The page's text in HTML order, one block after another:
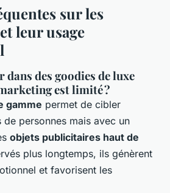
sur les
leur usage
des goodies de luxe
est limité ?
gamme permet de cibler
personnes mais avec un
objets publicitaires haut de
plus longtemps, ils génèrent
et favorisent les